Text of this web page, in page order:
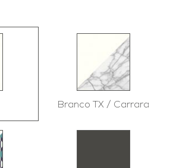
Branco TX / Carrara